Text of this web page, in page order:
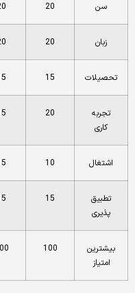
سن 20
زبان 20
تحصیلات 15
تجربه
کاری
20
اشتغال 10
تطبیق
پذیری
15
بیشترین
امتیاز
100